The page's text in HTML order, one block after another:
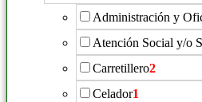
Administración y
Atención Social y/o
Carretillero2
Celador1